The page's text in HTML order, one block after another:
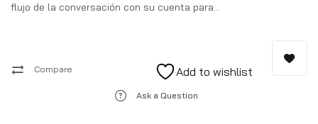
flujo de la conversación con su cuenta para
Compare Add to wishlist
Ask a Question